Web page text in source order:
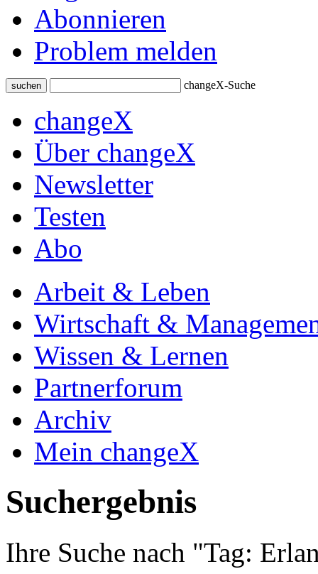
Abonnieren
Problem melden
suchen changeX-Suche
changeX
Über changeX
Newsletter
Testen
Abo
Arbeit & Leben
Wirtschaft &
Wissen & Lernen
Partnerforum
Archiv
Mein changeX
Suchergebnis
Ihre Suche nach "Tag: